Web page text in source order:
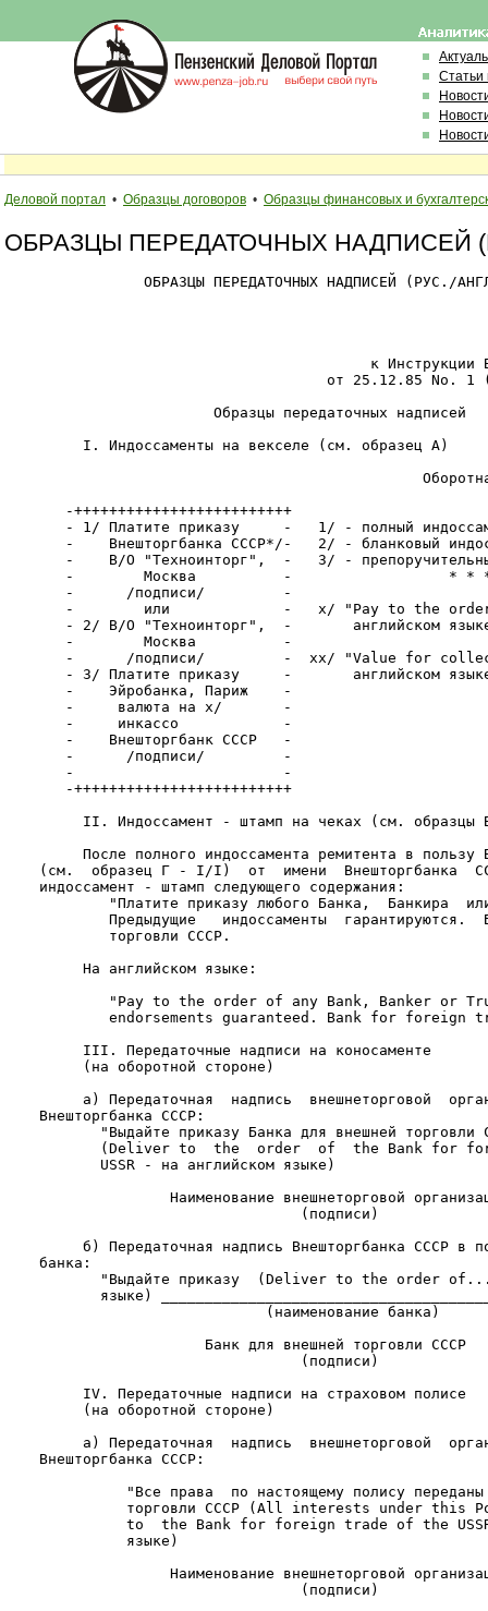
Статьи
Деловой портал • Образцы договоров • Образцы финансовых и
ОБРАЗЦЫ ПЕРЕДАТОЧНЫХ НАДПИСЕЙ
ОБРАЗЦЫ ПЕРЕДАТОЧНЫХ НАДПИСЕЙ (РУС./
к Инструкции
от 25.12.85 Nо. 1
                        Образцы передаточных надписей
         I. Индоссаменты на векселе (см. образец А)
       -+++++++++++++++++++++++++
- 1/ Платите приказу     -   1/ - полный
-    Внешторгбанка СССР*/-   2/ - бланковый
-    В/О "Техноинторг",  -   3/ -
-        Москва          -                  * *
       -      /подписи/         -
-        или             -   x/ "Pay to the
- 2/ В/О "Техноинторг",  -       английском
       -        Москва          -
-      /подписи/         -  xx/ "Value for
- 3/ Платите приказу     -       английском
       -    Эйробанка, Париж    -
       -     валюта на х/       -
       -     инкассо            -
       -    Внешторгбанк СССР   -
       -      /подписи/         -
       -                        -
       -+++++++++++++++++++++++++
II. Индоссамент - штамп на чеках (см. образцы
После полного индоссамента ремитента в пользу
(см.  образец Г - I/I)  от  имени  Внешторгбанка
    индоссамент - штамп следующего содержания:
"Платите приказу любого Банка,  Банкира
Предыдущие   индоссаменты  гарантируются.
            торговли СССР.
         На английском языке:
"Pay to the order of any Bank, Banker or
endorsements guaranteed. Bank for foreign
         III. Передаточные надписи на коносаменте
         (на оборотной стороне)
а) Передаточная  надпись  внешнеторговой
    Внешторгбанка СССР:
"Выдайте приказу Банка для внешней торговли
(Deliver to  the  order  of  the Bank for
           USSR - на английском языке)
Наименование внешнеторговой
                                  (подписи)
б) Передаточная надпись Внешторгбанка СССР в
    банка:
"Выдайте приказу  (Deliver to the order
языке)
                              (наименование банка)
                       Банк для внешней торговли СССР
                                  (подписи)
         IV. Передаточные надписи на страховом полисе
         (на оборотной стороне)
а) Передаточная  надпись  внешнеторговой
    Внешторгбанка СССР:
"Все права  по настоящему полису
торговли СССР (All interests under this
to  the Bank for foreign trade of the
              языке)
Наименование внешнеторговой
                                  (подписи)